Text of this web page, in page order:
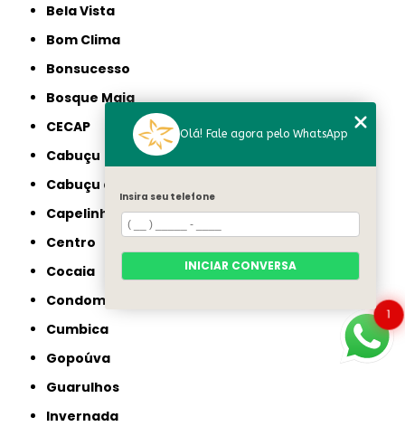
Bela Vista
Bom Clima
Bonsucesso
Bosque Maia
CECAP
Cabuçu
Cabuçu de Cima
Capelinha
Centro
Cocaia
Condomínio Veigas
Cumbica
Gopoúva
Guarulhos
Invernada
1
Olá! Fale agora pelo WhatsApp
Insira seu telefone
INICIAR CONVERSA